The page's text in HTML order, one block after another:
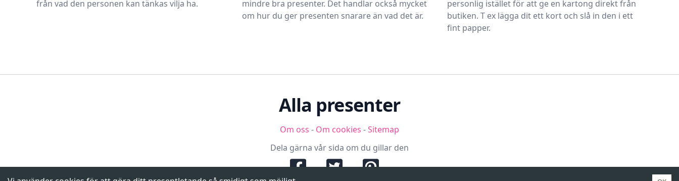
från vad den personen kan tänkas vilja ha.
mindre bra presenter. Det handlar också mycket
om hur du ger presenten snarare än vad det är.
personlig istället för att ge en kartong direkt från
butiken. T ex lägga dit ett kort och slå in den i ett
fint papper.
Alla presenter
Om oss - Om cookies -Sitemap
Dela gärna vår sida om du gillar den